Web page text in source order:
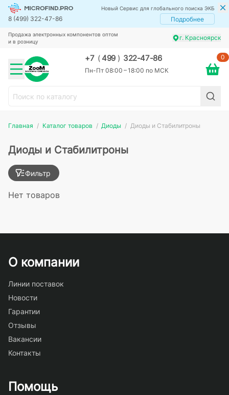
Новый Сервис для глобального поиска ЭКБ
8 (499) 322-47-86 Подробнее
Продажа электронных компонентов оптом
и в розницу
г. Красноярск
+7 (499 ) 322-47-86
Пн-Пт 08:00 – 18:00 по МСК
0
Главная Каталог товаров Диоды Диоды и Стабилитроны
Диоды и Стабилитроны
Фильтр
Нет товаров
О компании
Линии поставок
Новости
Гарантии
Отзывы
Вакансии
Контакты
Помощь